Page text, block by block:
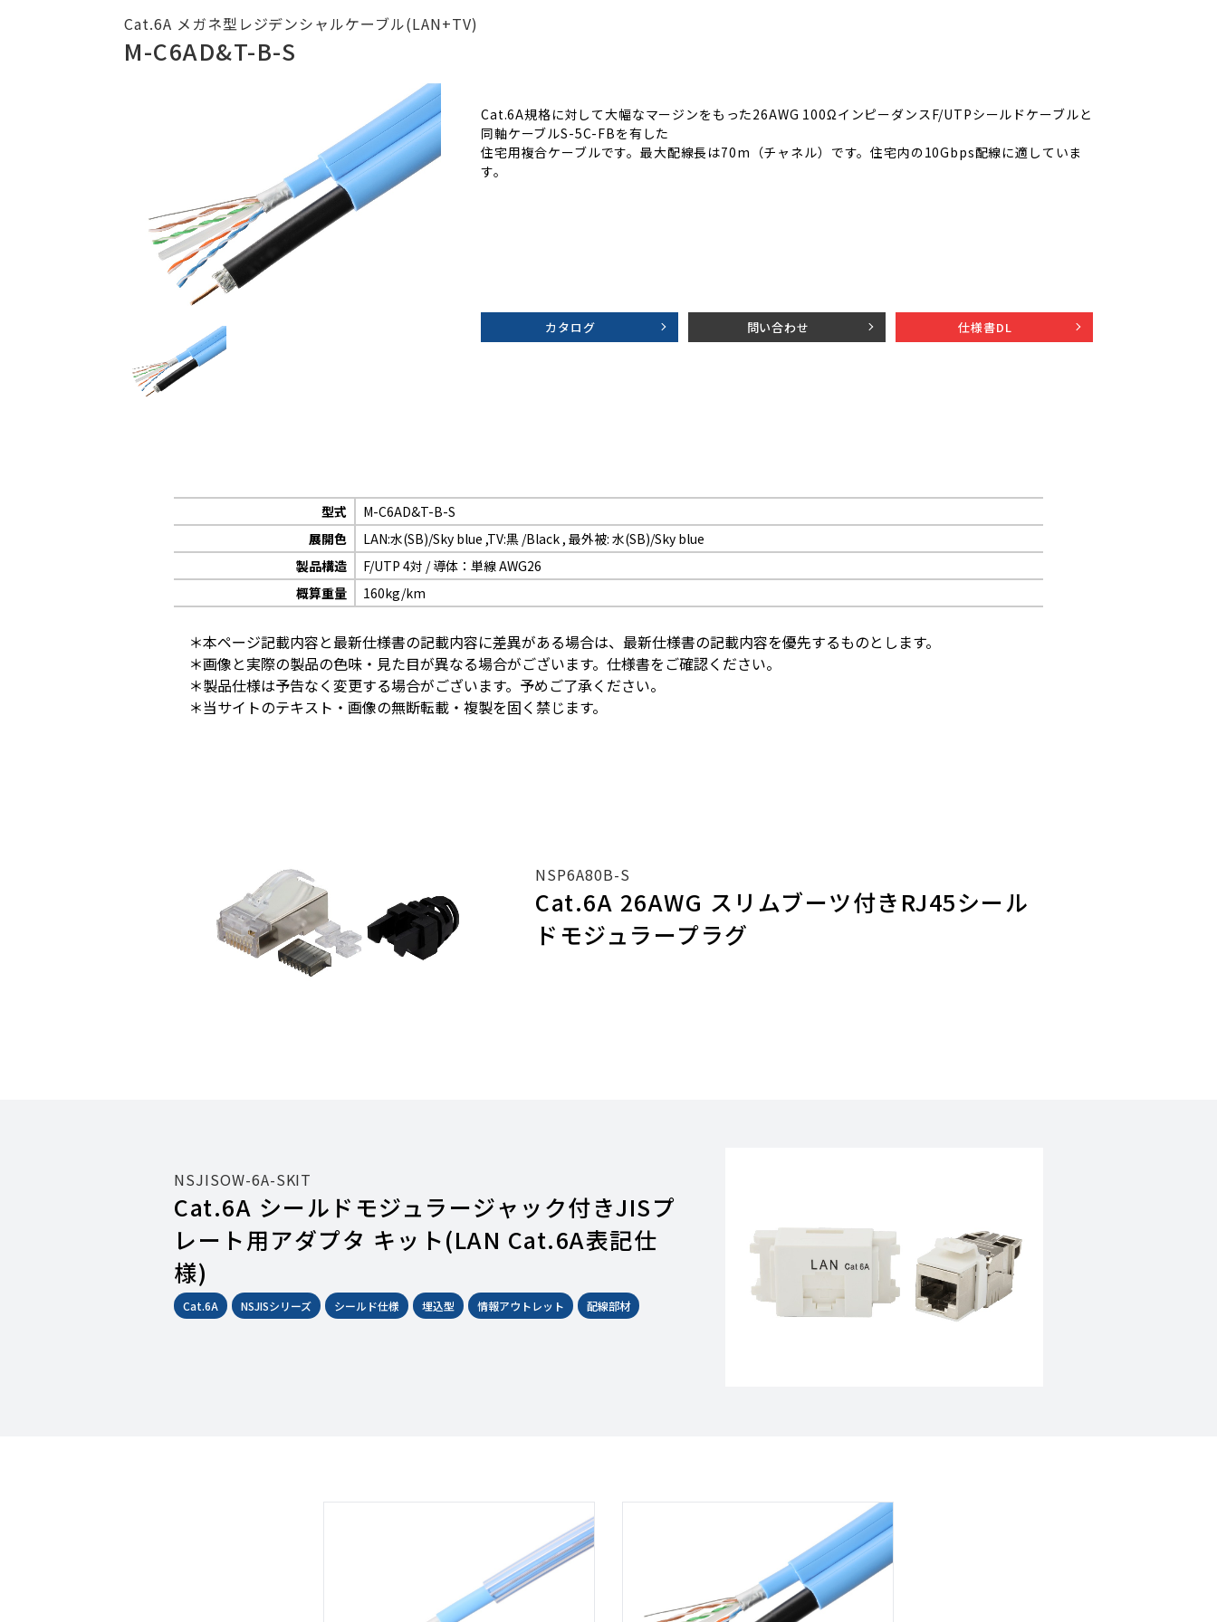
Cat.6A メガネ型レジデンシャルケーブル(LAN+TV)
M-C6AD&T-B-S
Cat.6A規格に対して大幅なマージンをもった26AWG 100ΩインピーダンスF/UTPシールドケーブルと
同軸ケーブルS-5C-FBを有した
住宅用複合ケーブルです。最大配線長は70m（チャネル）です。住宅内の10Gbps配線に適していま
す。
カタログ 問い合わせ 仕様書DL
型式
M-C6AD&T-B-S
展開色
LAN:水(SB)/Sky blue ,TV:黒 /Black , 最外被: 水(SB)/Sky blue
製品構造
F/UTP 4対 / 導体：単線 AWG26
概算重量
160kg/km
＊本ページ記載内容と最新仕様書の記載内容に差異がある場合は、最新仕様書の記載内容を優先するものとします。
＊画像と実際の製品の色味・見た目が異なる場合がございます。仕様書をご確認ください。
＊製品仕様は予告なく変更する場合がございます。予めご了承ください。
＊当サイトのテキスト・画像の無断転載・複製を固く禁じます。
NSP6A80B-S
Cat.6A 26AWG スリムブーツ付きRJ45シール
ドモジュラープラグ
NSJISOW-6A-SKIT
Cat.6A シールドモジュラージャック付きJISプ
レート用アダプタ キット(LAN Cat.6A表記仕
様)
Cat.6A NSJISシリーズ シールド仕様 埋込型 情報アウトレット 配線部材